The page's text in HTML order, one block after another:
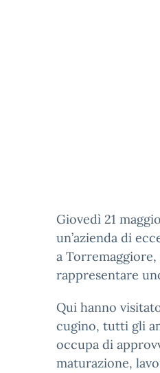
Giovedì 21
un’azienda di
a
rappresentare
Qui hanno
cugino, tutti gli
occupa di
maturazione,